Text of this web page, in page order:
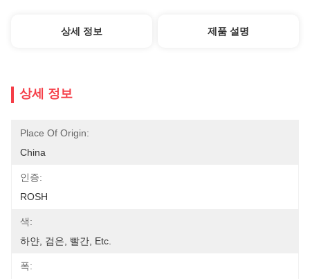
상세 정보 제품 설명
상세 정보
Place Of Origin:
China
인증:
ROSH
색:
하얀, 검은, 빨간, Etc.
폭: